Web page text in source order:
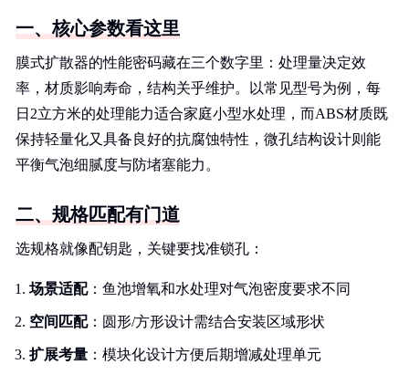
一、核心参数看这里
膜式扩散器的性能密码藏在三个数字里：处理量决定效
率，材质影响寿命，结构关乎维护。以常见型号为例，每
日2立方米的处理能力适合家庭小型水处理，而ABS材质既
保持轻量化又具备良好的抗腐蚀特性，微孔结构设计则能
平衡气泡细腻度与防堵塞能力。
二、规格匹配有门道
选规格就像配钥匙，关键要找准锁孔：
场景适配：鱼池增氧和水处理对气泡密度要求不同
空间匹配：圆形/方形设计需结合安装区域形状
扩展考量 ：模块化设计方便后期增减处理单元